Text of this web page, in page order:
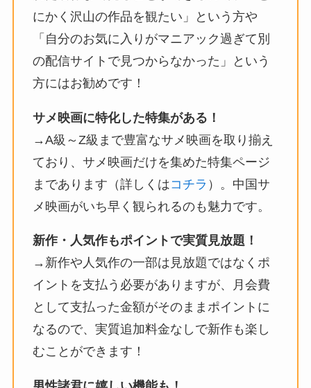
にかく沢山の作品を観たい」という方や
「自分のお気に入りがマニアック過ぎて別
の配信サイトで見つからなかった」という
方にはお勧めです！
サメ映画に特化した特集がある！
→A級～Z級まで豊富なサメ映画を取り揃え
ており、サメ映画だけを集めた特集ページ
まであります（詳しくはコチラ ）。中国サ
メ映画がいち早く観られるのも魅力です。
新作・人気作もポイントで実質見放題！
→新作や人気作の一部は見放題ではなくポ
イントを支払う必要がありますが、月会費
として支払った金額がそのままポイントに
なるので、実質追加料金なしで新作も楽し
むことができます！